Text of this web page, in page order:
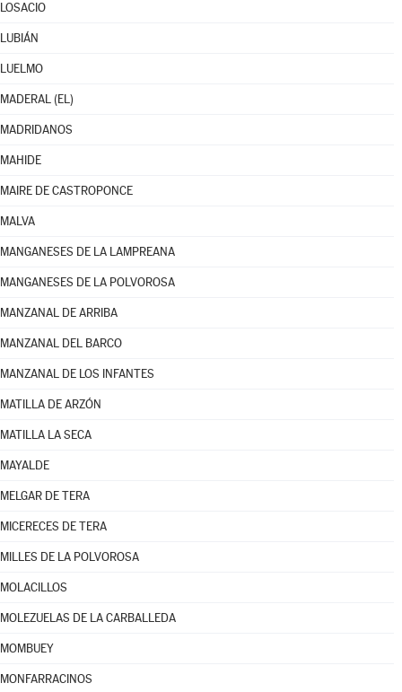
LOSACIO
LUBIÁN
LUELMO
MADERAL (EL)
MADRIDANOS
MAHIDE
MAIRE DE CASTROPONCE
MALVA
MANGANESES DE LA LAMPREANA
MANGANESES DE LA POLVOROSA
MANZANAL DE ARRIBA
MANZANAL DEL BARCO
MANZANAL DE LOS INFANTES
MATILLA DE ARZÓN
MATILLA LA SECA
MAYALDE
MELGAR DE TERA
MICERECES DE TERA
MILLES DE LA POLVOROSA
MOLACILLOS
MOLEZUELAS DE LA CARBALLEDA
MOMBUEY
MONFARRACINOS